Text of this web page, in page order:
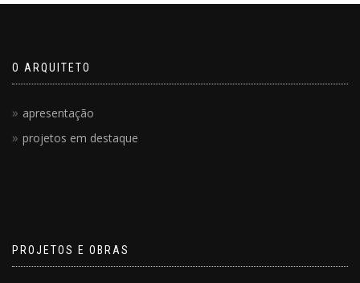
O ARQUITETO
apresentação
projetos em destaque
PROJETOS E OBRAS